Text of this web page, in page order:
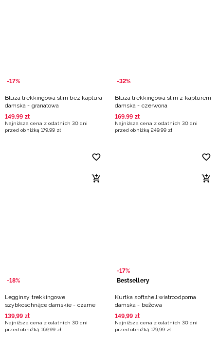
-17%
Bluza trekkingowa slim bez kaptura
damska - granatowa
149,99 zł
Najniższa cena z ostatnich 30 dni
przed obniżką 179,99 zł
-32%
Bluza trekkingowa slim z kapturem
damska - czerwona
169,99 zł
Najniższa cena z ostatnich 30 dni
przed obniżką 249,99 zł
-18%
Legginsy trekkingowe
szybkoschnące damskie - czarne
139,99 zł
Najniższa cena z ostatnich 30 dni
przed obniżką 169,99 zł
-17%
Bestsellery
Kurtka softshell wiatroodporna
damska - beżowa
149,99 zł
Najniższa cena z ostatnich 30 dni
przed obniżką 179,99 zł